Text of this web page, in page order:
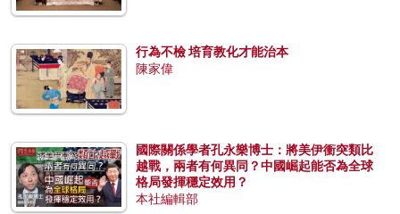
行為不檢 培育教化才能治本
陳家偉
國際關係學者孔永樂博士：將美伊衝突類比
越戰，兩者有何異同？中國崛起能否為全球
格局發揮穩定效用？
本社編輯部